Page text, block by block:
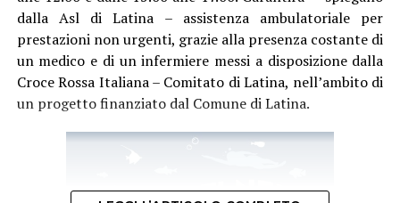
dalla Asl di Latina – assistenza ambulatoriale per
prestazioni non urgenti, grazie alla presenza costante di
un medico e di un infermiere messi a disposizione dalla
Croce Rossa Italiana – Comitato di Latina, nell’ambito di
un progetto finanziato dal Comune di Latina.